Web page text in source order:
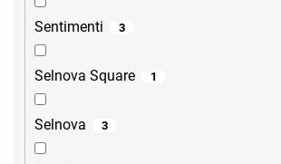
Sentimenti 3
Selnova Square 1
Selnova 3